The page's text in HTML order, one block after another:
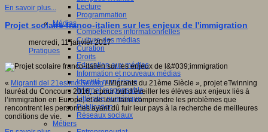
Lecture
Programmation
Médias
Compétences informationnelles
Culture des médias
Curation
Droits
Education aux médias
Information et nouveaux médias
Identité numérique
Internet responsable
Littératie numérique
Publication
Réseaux sociaux
Métiers
En savoir plus...
Projet scolaire franco-italien sur les enjeux de l'immigration
mercredi, 11 janvier 2017
Pratiques
« Migranti del 21esimo Secolo/ Migrants du 21ème Siècle », projet eTwinning
lauréat du Concours 2016, a pour but d’éveiller les élèves aux enjeux liés à
l’immigration en Europe, et de leur faire comprendre les problèmes que
rencontrent les personnes ayant dû fuir leur pays à la recherche de meilleures
conditions de vie.